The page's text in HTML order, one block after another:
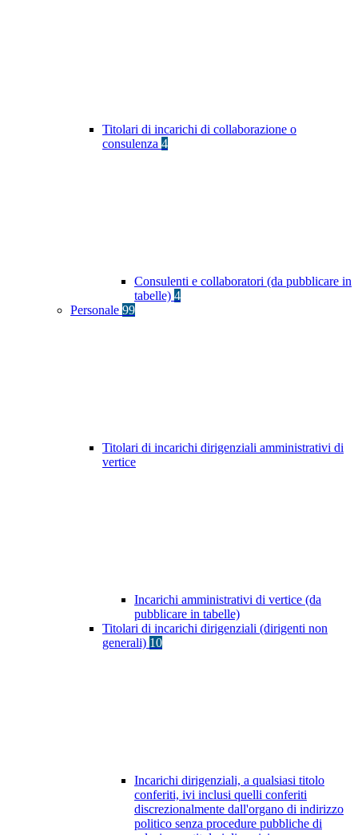
Titolari di incarichi di collaborazione o
consulenza 4
Consulenti e collaboratori (da pubblicare in
tabelle) 4
Personale 99
Titolari di incarichi dirigenziali amministrativi di
vertice
Incarichi amministrativi di vertice (da
pubblicare in tabelle)
Titolari di incarichi dirigenziali (dirigenti non
generali) 10
Incarichi dirigenziali, a qualsiasi titolo
conferiti, ivi inclusi quelli conferiti
discrezionalmente dall'organo di indirizzo
politico senza procedure pubbliche di